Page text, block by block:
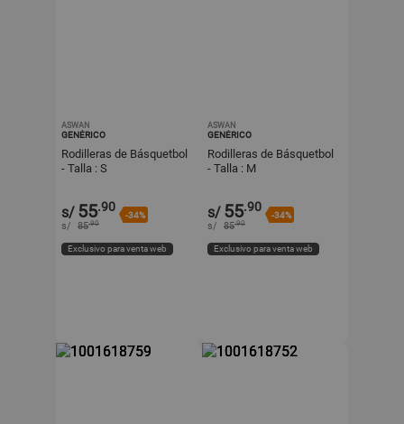
ASWAN
GENÉRICO
Rodilleras de Básquetbol
- Talla : S
s/ 55.90
-34%
s/ 85.90
Exclusivo para venta web
ASWAN
GENÉRICO
Rodilleras de Básquetbol
- Talla : M
s/ 55.90
-34%
s/ 85.90
Exclusivo para venta web